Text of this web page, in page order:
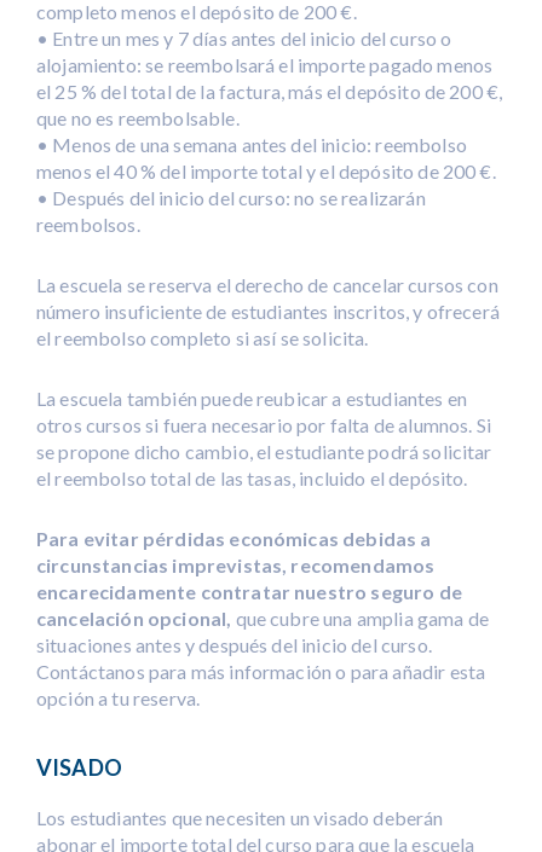
completo menos el depósito de 200 €.
• Entre un mes y 7 días antes del inicio del curso o
alojamiento: se reembolsará el importe pagado menos
el 25 % del total de la factura, más el depósito de 200 €,
que no es reembolsable.
• Menos de una semana antes del inicio: reembolso
menos el 40 % del importe total y el depósito de 200 €.
• Después del inicio del curso: no se realizarán
reembolsos.
La escuela se reserva el derecho de cancelar cursos con
número insuficiente de estudiantes inscritos, y ofrecerá
el reembolso completo si así se solicita.
La escuela también puede reubicar a estudiantes en
otros cursos si fuera necesario por falta de alumnos. Si
se propone dicho cambio, el estudiante podrá solicitar
el reembolso total de las tasas, incluido el depósito.
Para evitar pérdidas económicas debidas a
circunstancias imprevistas, recomendamos
encarecidamente contratar nuestro seguro de
cancelación opcional, que cubre una amplia gama de
situaciones antes y después del inicio del curso.
Contáctanos para más información o para añadir esta
opción a tu reserva.
VISADO
Los estudiantes que necesiten un visado deberán
abonar el importe total del curso para que la escuela